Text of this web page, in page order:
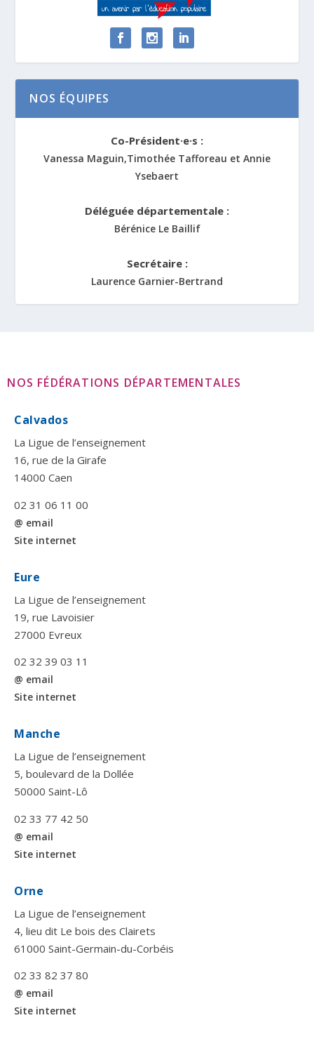
NOS ÉQUIPES
Co-Président·e·s :
Vanessa Maguin,Timothée Tafforeau et Annie
Ysebaert
Déléguée départementale :
Bérénice Le Baillif
Secrétaire :
Laurence Garnier-Bertrand
NOS FÉDÉRATIONS DÉPARTEMENTALES
Calvados
La Ligue de l’enseignement
16, rue de la Girafe
14000 Caen
02 31 06 11 00
@ email
Site internet
Eure
La Ligue de l’enseignement
19, rue Lavoisier
27000 Evreux
02 32 39 03 11
@ email
Site internet
Manche
La Ligue de l’enseignement
5, boulevard de la Dollée
50000 Saint-Lô
02 33 77 42 50
@ email
Site internet
Orne
La Ligue de l’enseignement
4, lieu dit Le bois des Clairets
61000 Saint-Germain-du-Corbéis
02 33 82 37 80
@ email
Site internet